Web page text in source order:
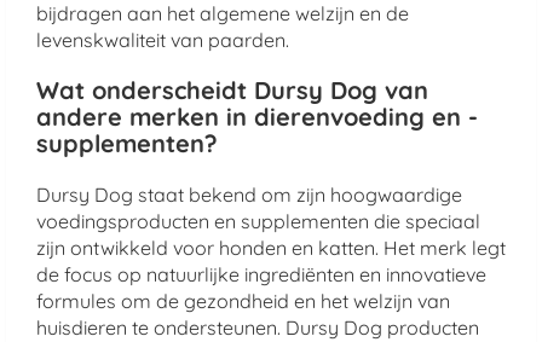
bijdragen aan het algemene welzijn en de
levenskwaliteit van paarden.
Wat onderscheidt Dursy Dog van
andere merken in dierenvoeding en -
supplementen?
Dursy Dog staat bekend om zijn hoogwaardige
voedingsproducten en supplementen die speciaal
zijn ontwikkeld voor honden en katten. Het merk legt
de focus op natuurlijke ingrediënten en innovatieve
formules om de gezondheid en het welzijn van
huisdieren te ondersteunen. Dursy Dog producten